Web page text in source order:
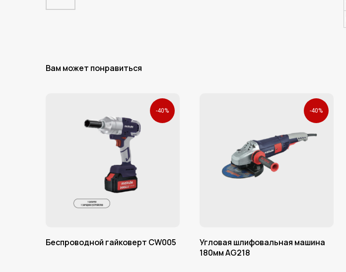
Вам может понравиться
-40%
Беспроводной гайковерт CW005
-40%
Угловая шлифовальная машина
180мм AG218